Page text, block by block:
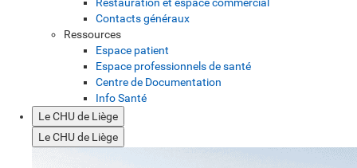
Contacts généraux
Ressources
Espace patient
Espace professionnels de santé
Centre de Documentation
Info Santé
Le CHU de Liège
Le CHU de Liège